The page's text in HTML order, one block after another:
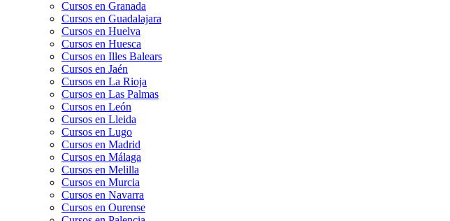
Cursos en Granada
Cursos en Guadalajara
Cursos en Huelva
Cursos en Huesca
Cursos en Illes Balears
Cursos en Jaén
Cursos en La Rioja
Cursos en Las Palmas
Cursos en León
Cursos en Lleida
Cursos en Lugo
Cursos en Madrid
Cursos en Málaga
Cursos en Melilla
Cursos en Murcia
Cursos en Navarra
Cursos en Ourense